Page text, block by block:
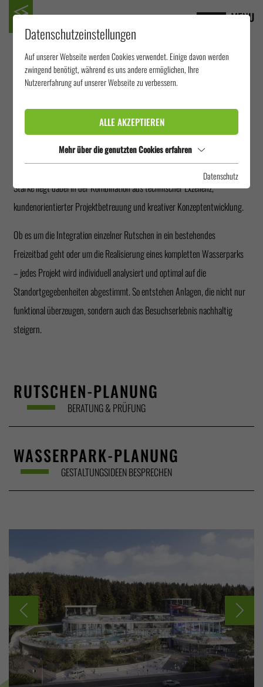
MENU
PLANUNG
Bei wiegand.waterrides beginnt erfolgreiche Wasserattraktion mit
durchdachter Planung: Von der ersten Idee bis zur finalen Umsetzung
begleiten wir sowohl den Bau einzelner Wasserrutschen als auch die
Stärke liegt dabei in der Kombination aus technischer Exzellenz,
kundenorientierter Projektbetreuung und kreativer Konzeptentwicklung.
Ob es um die Integration einzelner Rutschen in ein bestehendes
Freizeitbad geht oder um die Realisierung eines kompletten Wasserparks
– jedes Projekt wird individuell analysiert und optimal auf die
Standortgegebenheiten abgestimmt. So entstehen Anlagen, die nicht nur
funktional überzeugen, sondern auch das Besuchserlebnis nachhaltig
steigern.
RUTSCHEN-PLANUNG
BERATUNG & PRÜFUNG
WASSERPARK-PLANUNG
GESTALTUNGSIDEEN BESPRECHEN
Datenschutzeinstellungen
Auf unserer Webseite werden Cookies verwendet. Einige davon werden
zwingend benötigt, während es uns andere ermöglichen, Ihre
Nutzererfahrung auf unserer Webseite zu verbessern.
ALLE AKZEPTIEREN
Mehr über die genutzten Cookies erfahren
Datenschutz